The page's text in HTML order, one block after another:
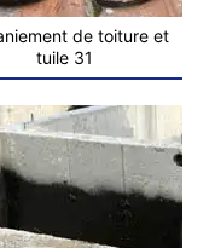
de toiture et
tuile 31